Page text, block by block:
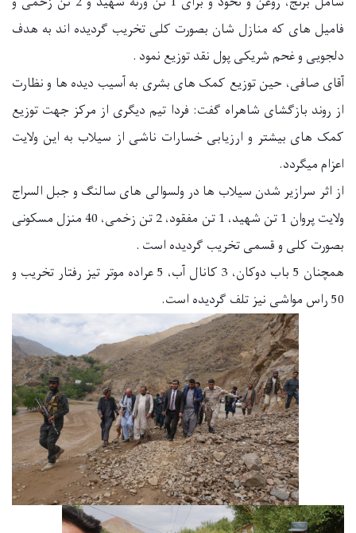
فامیل های که منازل شان بصورت کلی تخریب گردیده اند به هدف
دلجویی و غحم شریکی پول نقد توزیع نمود .
آقای صافی، حین توزیع کمک های بشری به آسیب دیده ها و نظارت
از روند بازگشای شاهراه گفت: فردا تیم دیگری از مرکز جهت توزیع
کمک های بیشتر و ارزیابی خسارات ناشی از سیلاب به این ولایت
اعزام میگردد.
از اثر سرازیر شدن سيلاب ها در ولسوالی های سالنگ و جبل السراج
ولایت پروان 1 تن شهید، 1 تن مفقود، 2 تن زخمی، 40 منزل مسکونی
بصورت کلی و قسمی تخریب گردیده است .
همچنان 5 باب دوکان، 3 کانال آب، 5 عراده موتر تیز رفتار تخریب و
50 راس مواشی نیز تلف گردیده است
.